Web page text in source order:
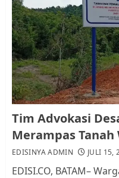
1
Tim Advokasi
Merampas Tanah
EDISINYA ADMIN JULI 15,
EDISI.CO, BATAM–